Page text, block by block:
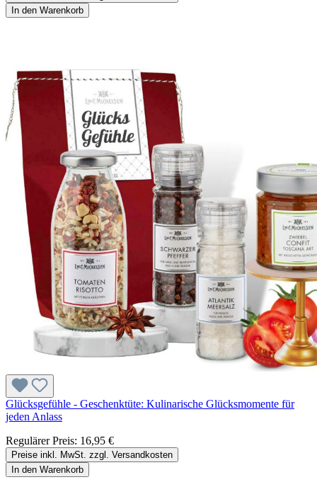
In den Warenkorb
Glücksgefühle - Geschenktüte: Kulinarische Glücksmomente für
jeden Anlass
Regulärer Preis: 16,95 €
Preise inkl. MwSt. zzgl. Versandkosten
In den Warenkorb